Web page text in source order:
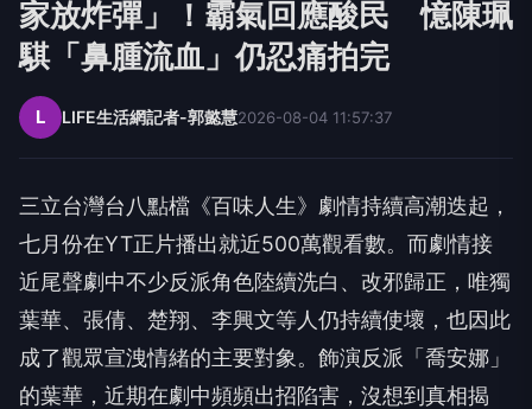
騏「鼻腫流血」仍忍痛拍完
LIFE生活網記者-郭懿慧
三立台灣台八點檔《百味人生》劇情持續高潮迭起，
七月份在YT正片播出就近500萬觀看數。而劇情接
近尾聲劇中不少反派角色陸續洗白、改邪歸正，唯獨
葉華、張倩、楚翔、李興文等人仍持續使壞，也因此
成了觀眾宣洩情緒的主要對象。飾演反派「喬安娜」
的葉華，近期在劇中頻頻出招陷害，沒想到真相揭
曉，她多次下重手、害得發生意外的竟是自己失散多